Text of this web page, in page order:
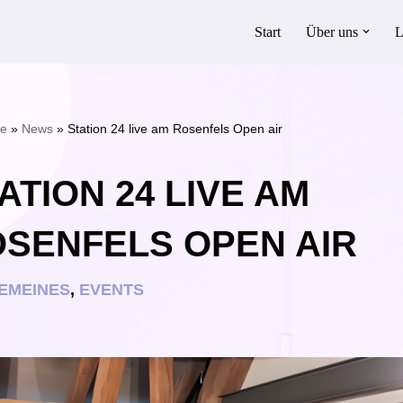
Start Über uns
» News » Station 24 live am Rosenfels Open air
24 LIVE AM
OPEN AIR
, EVENTS